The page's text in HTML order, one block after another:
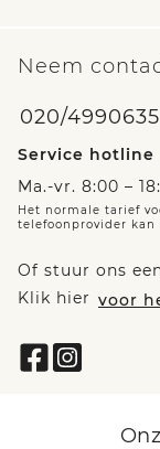
Neem
020/4990635
Service hotline
Ma.-vr. 8:00 –
Het normale tarief
telefoonprovider kan
Of stuur ons
Klik hier voor